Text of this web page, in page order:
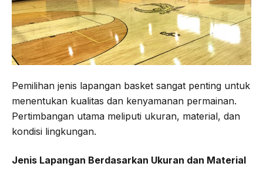
Pemilihan jenis lapangan basket sangat penting untuk
menentukan kualitas dan kenyamanan permainan.
Pertimbangan utama meliputi ukuran, material, dan
kondisi lingkungan.
Jenis Lapangan Berdasarkan Ukuran dan Material